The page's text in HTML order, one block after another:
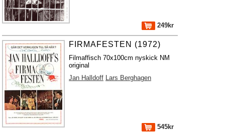
249kr
FIRMAFESTEN (1972)
Filmaffisch 70x100cm nyskick NM
original
Jan Halldoff Lars Berghagen
545kr